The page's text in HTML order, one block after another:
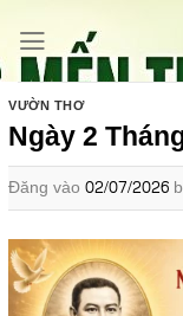
qua
nội
dung
VƯỜN THƠ
Ngày 2
Đăng vào 02/07/2026